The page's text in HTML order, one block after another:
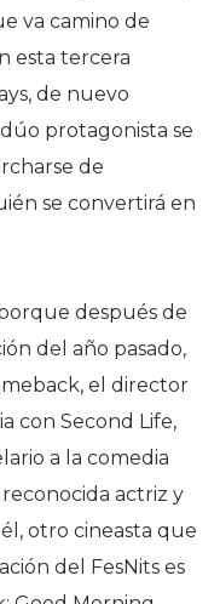
va camino de
esta tercera
de nuevo
protagonista se
de
se convertirá en
después de
del año pasado,
el director
con Second Life,
a la comedia
actriz y
otro cineasta que
del FesNits es